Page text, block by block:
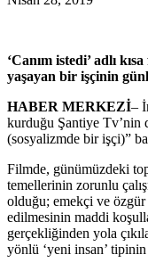
‘Canım istedi’ adlı
yaşayan bir işçinin
HABER MERKEZİ–
kurduğu Şantiye Tv’nin
(sosyalizmde bir işçi)”
Filmde, günümüzdeki
temellerinin zorunlu
olduğu; emekçi ve
edilmesinin maddi
gerçekliğinden yola
yönlü ‘yeni insan’